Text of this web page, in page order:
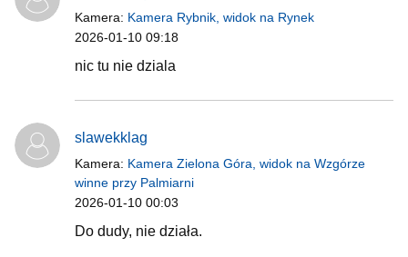
Kamera: Kamera Rybnik, widok na Rynek
2026-01-10 09:18
nic tu nie dziala
slawekklag
Kamera: Kamera Zielona Góra, widok na Wzgórze
winne przy Palmiarni
2026-01-10 00:03
Do dudy, nie działa.